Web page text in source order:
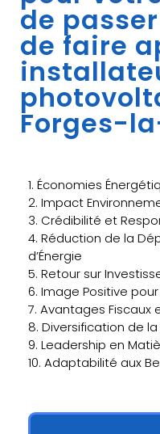
de
de faire
Forges-
1. Économies
2. Impact
3. Crédibilité et
4. Réduction de la
d’Énergie
5. Retour sur
6. Image Positive
7. Avantages Fiscaux
8. Diversification de la
9. Leadership en
10. Adaptabilité aux